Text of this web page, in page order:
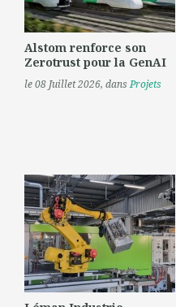
Alstom renforce son
Zerotrust pour la GenAI
le 08 Juillet 2026, dansProjets